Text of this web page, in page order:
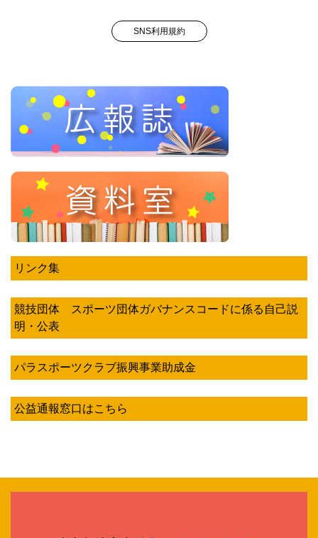
SNS利用規約
リンク集
競技団体 スポーツ団体ガバナンスコードに係る自己説
明・公表
パラスポーツクラブ振興事業助成金
公益通報窓口はこちら